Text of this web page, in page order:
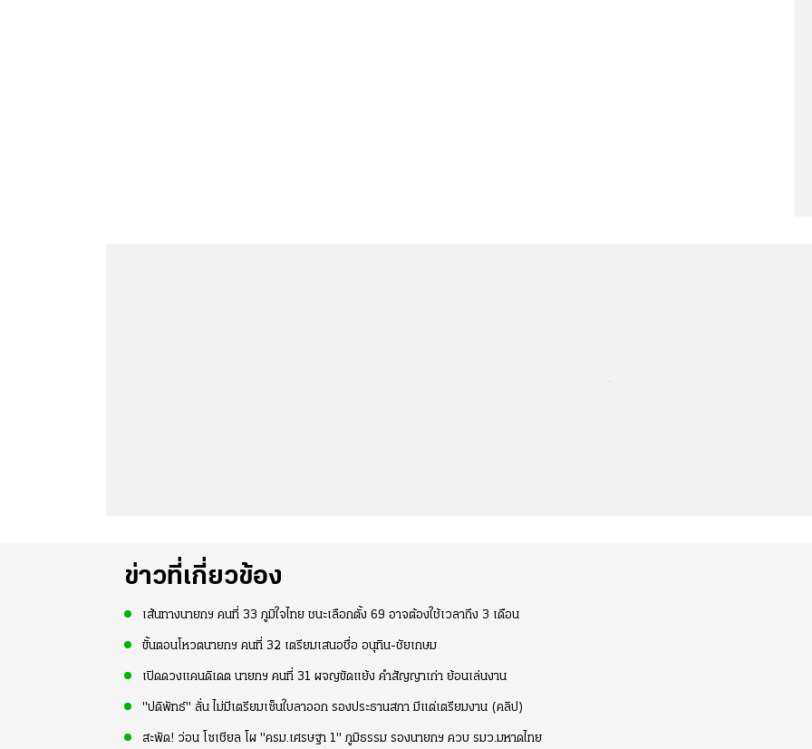
ข่าวที่เกี่ยวข้อง
เส้นทางนายกฯ คนที่ 33 ภูมิใจไทย ชนะเลือกตั้ง 69 อาจต้องใช้เวลาถึง 3 เดือน
ขั้นตอนโหวตนายกฯ คนที่ 32 เตรียมเสนอชื่อ อนุทิน-ชัยเกษม
เปิดดวงแคนดิเดต นายกฯ คนที่ 31 ผจญขัดแย้ง คำสัญญาเก่า ย้อนเล่นงาน
"ปดิพัทธ์" ลั่น ไม่มีเตรียมเซ็นใบลาออก รองประธานสภา มีแต่เตรียมงาน (คลิป)
สะพัด! ว่อน โซเชียล โผ "ครม.เศรษฐา 1" ภูมิธรรม รองนายกฯ ควบ รมว.มหาดไทย